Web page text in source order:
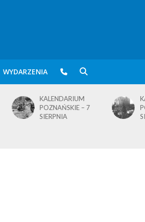
WYDARZENIA
KALENDARIUM
POZNAŃSKIE – 5
SIERPNIA